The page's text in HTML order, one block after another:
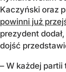
Kaczyński oraz
powinni już
prezydent
dojść
– W każdej